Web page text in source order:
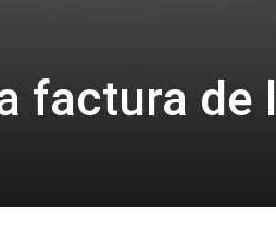
factura de